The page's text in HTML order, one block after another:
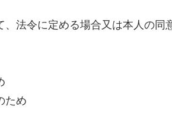
法令に定める場合又は本人の
ため